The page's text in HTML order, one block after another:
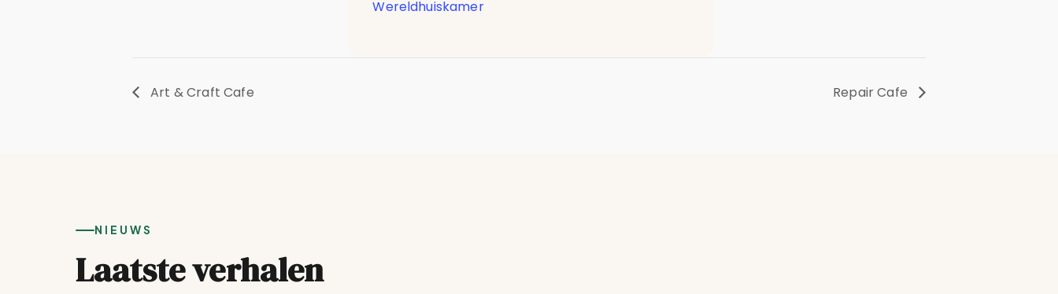
Wereldhuiskamer
Art & Craft Cafe Repair Cafe
NIEUWS
Laatste verhalen